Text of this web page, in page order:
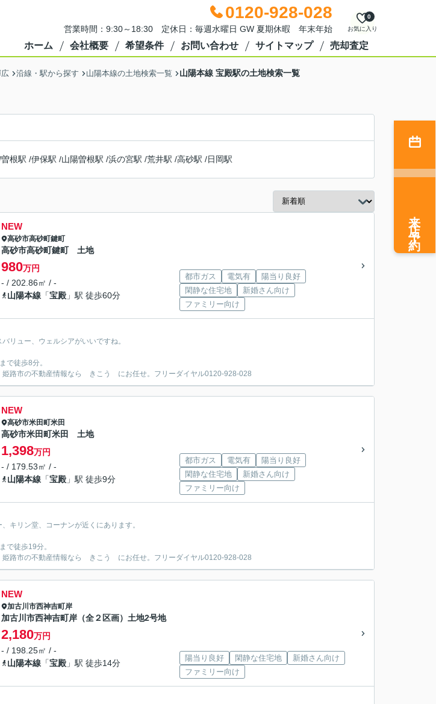
0120-928-028
営業時間：9:30～18:30 定休日：毎週水曜日 GW 夏期休暇 年末年始 お気に入り
0
ホーム 会社概要 希望条件 お問い合わせ サイトマップ 売却査定
沿線・駅から探す 山陽本線の土地検索一覧 山陽本線 宝殿駅の土地検索一覧
曽根駅 /伊保駅 /山陽曽根駅 /浜の宮駅 /荒井駅 /高砂駅 /日岡駅
NEW
高砂市高砂町鍵町
高砂市高砂町鍵町 土地
980万円
- / 202.86㎡ / -
山陽本線 「宝殿 」駅 徒歩60分
都市ガス 電気有
陽当り良好
閑静な住宅地
新婚さん向け
ファミリー向け
リュー、ウェルシアがいいですね。
で徒歩8分。
市の不動産情報なら きこう にお任せ。フリーダイヤル0120-928-028
NEW
高砂市米田町米田
高砂市米田町米田 土地
1,398万円
- / 179.53㎡ / -
山陽本線 「宝殿 」駅 徒歩9分
都市ガス 電気有
陽当り良好
閑静な住宅地
新婚さん向け
ファミリー向け
キリン堂、コーナンが近くにあります。
で徒歩19分。
市の不動産情報なら きこう にお任せ。フリーダイヤル0120-928-028
NEW
加古川市西神吉町岸
加古川市西神吉町岸（全２区画）土地2号地
2,180万円
- / 198.25㎡ / -
山陽本線 「宝殿 」駅 徒歩14分
陽当り良好 閑静な住宅地
新婚さん向け
ファミリー向け
来店予約